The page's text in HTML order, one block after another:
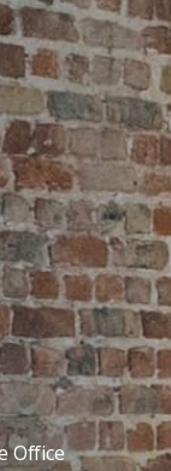
Office